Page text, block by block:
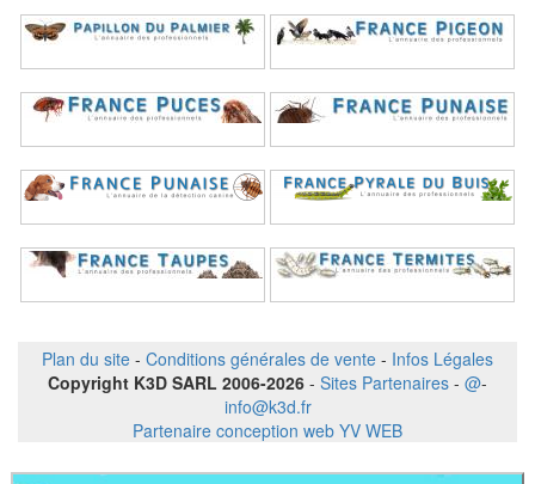
Plan du site - Conditions générales de vente - Infos Légales
Copyright K3D SARL 2006-2026 - Sites Partenaires - @-
info@k3d.fr
Partenaire conception web YV WEB